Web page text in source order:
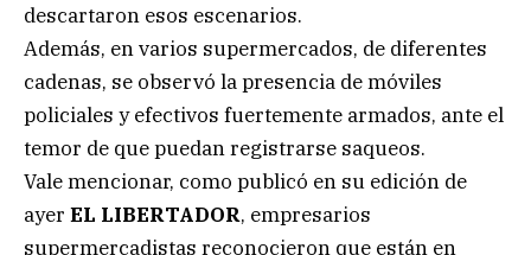
descartaron esos escenarios.
Además, en varios supermercados, de diferentes
cadenas, se observó la presencia de móviles
policiales y efectivos fuertemente armados, ante el
temor de que puedan registrarse saqueos.
Vale mencionar, como publicó en su edición de
ayer EL LIBERTADOR, empresarios
supermercadistas reconocieron que están en